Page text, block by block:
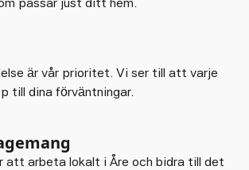
är vår prioritet. Vi ser till att varje
till dina förväntningar.
att arbeta lokalt i Åre och bidra till det